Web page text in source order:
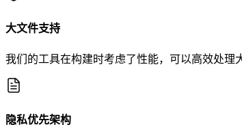
大文件支持
我们的工具在构建时考虑了性能，可以高效处理
隐私优先架构